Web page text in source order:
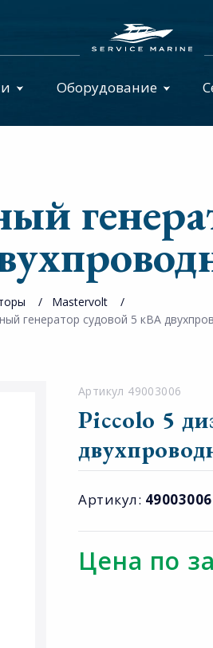
Оборудование
Mastervolt
генератор судовой 5 кВА
Артикул 49003006
Piccolo 5
Артикул: 49003006
Цена по